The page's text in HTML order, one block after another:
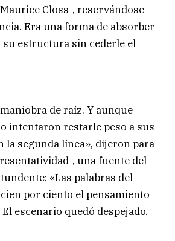
Closs-, reservándose
Era una forma de absorber
su estructura sin cederle el
de raíz. Y aunque
intentaron restarle peso a sus
la segunda línea», dijeron para
, una fuente del
«Las palabras del
por ciento el pensamiento
escenario quedó despejado.